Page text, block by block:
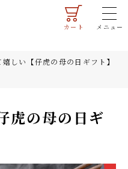
カート メニュー
嬉しい【仔虎の母の日ギフト】
虎の母の日ギ